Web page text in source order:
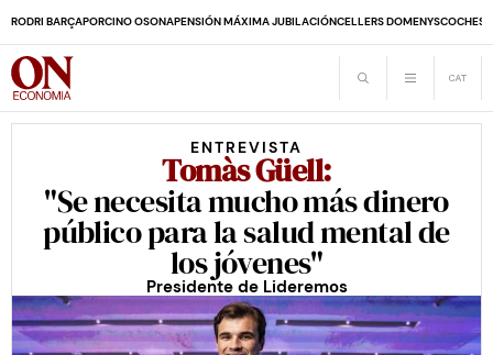
RODRI BARÇAPORCINO OSONAPENSIÓN MÁXIMA JUBILACIÓNCELLERS DOMENYSCOCHES
ENTREVISTA
Tomàs Güell:
"Se necesita mucho más dinero
público para la salud mental de
los jóvenes"
Presidente de Lideremos